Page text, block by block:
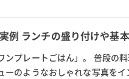
例 ランチの盛り付けや基
プレートごはん」。 普段の
のようなおしゃれな写真を